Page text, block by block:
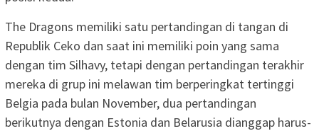
The Dragons memiliki satu pertandingan di tangan di
Republik Ceko dan saat ini memiliki poin yang sama
dengan tim Silhavy, tetapi dengan pertandingan terakhir
mereka di grup ini melawan tim berperingkat tertinggi
Belgia pada bulan November, dua pertandingan
berikutnya dengan Estonia dan Belarusia dianggap harus-